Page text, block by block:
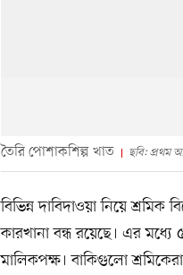
তৈরি পোশাকশিল্প খাত ছবি: প্রথম
বিভিন্ন দাবিদাওয়া নিয়ে
কারখানা বন্ধ রয়েছে। এর মধ্যে
মালিকপক্ষ। বাকিগুলো